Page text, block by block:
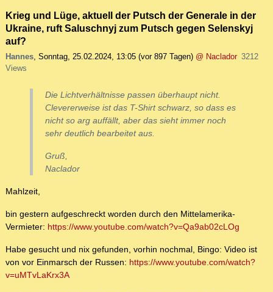
Krieg und Lüge, aktuell der Putsch der Generale in der
Ukraine, ruft Saluschnyj zum Putsch gegen Selenskyj
auf?
Hannes, Sonntag, 25.02.2024, 13:05 (vor 897 Tagen) @ Naclador 3212
Views
Die Lichtverhältnisse passen überhaupt nicht.
Clevererweise ist das T-Shirt schwarz, so dass es
nicht so arg auffällt, aber das sieht immer noch
sehr deutlich bearbeitet aus.
Gruß,
Naclador
Mahlzeit,
bin gestern aufgeschreckt worden durch den Mittelamerika-
Vermieter: https://www.youtube.com/watch?v=Qa9ab02cLOg
Habe gesucht und nix gefunden, vorhin nochmal, Bingo: Video ist
von vor Einmarsch der Russen: https://www.youtube.com/watch?
v=uMTvLaKrx3A